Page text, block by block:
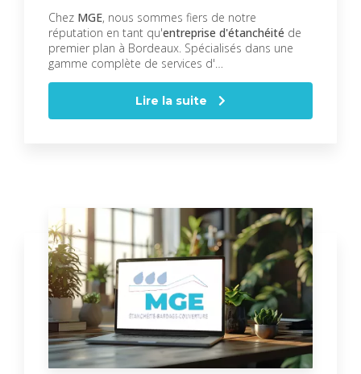
Chez MGE, nous sommes fiers de notre
réputation en tant qu'entreprise d'étanchéité de
premier plan à Bordeaux. Spécialisés dans une
gamme complète de services d'…
Lire la suite